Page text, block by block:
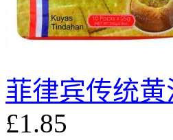
菲律宾传统黄
£1.85